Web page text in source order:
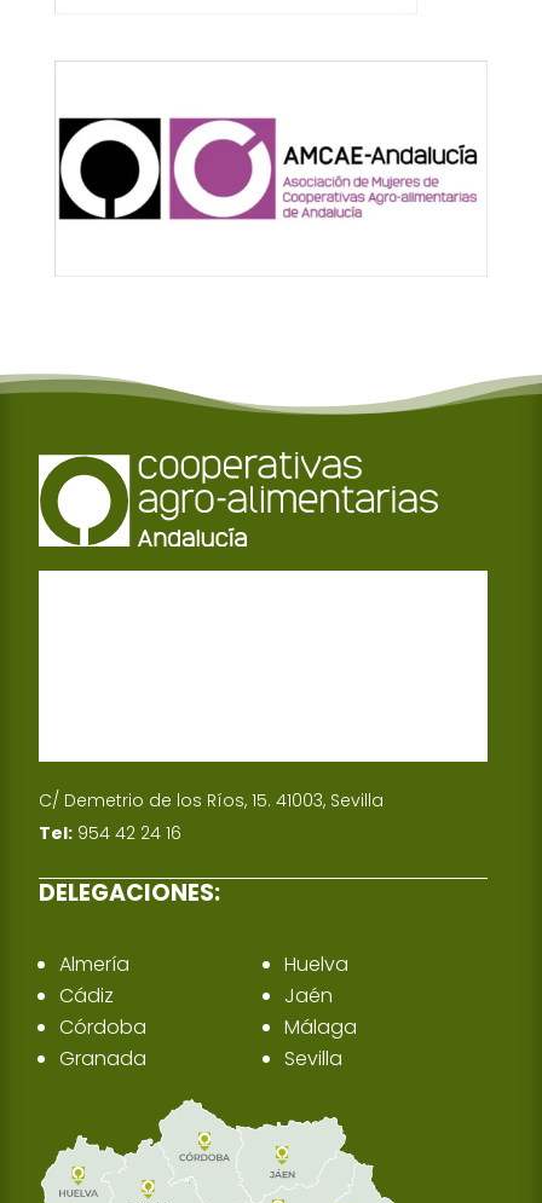
C/ Demetrio de los Ríos, 15. 41003, Sevilla
Tel: 954 42 24 16
DELEGACIONES:
Almería
Cádiz
Córdoba
Granada
Huelva
Jaén
Málaga
Sevilla